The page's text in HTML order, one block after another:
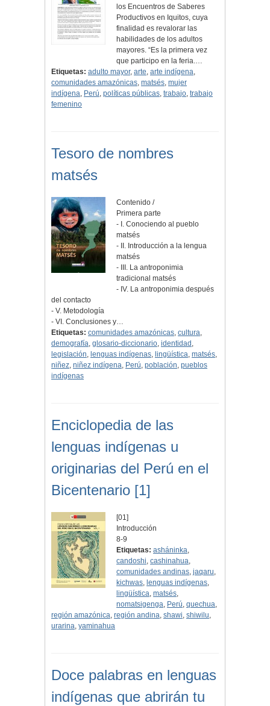
los Encuentros de Saberes
Productivos en Iquitos, cuya
finalidad es revalorar las
habilidades de los adultos
mayores. “Es la primera vez
que participo en la feria.…
Etiquetas: adulto mayor, arte, arte indígena,
comunidades amazónicas, matsés, mujer
indígena, Perú, políticas públicas, trabajo, trabajo
femenino
Tesoro de nombres
matsés
Contenido /
Primera parte
- I. Conociendo al pueblo
matsés
- II. Introducción a la lengua
matsés
- III. La antroponimia
tradicional matsés
- IV. La antroponimia después
del contacto
- V. Metodología
- VI. Conclusiones y…
Etiquetas: comunidades amazónicas, cultura,
demografía, glosario-diccionario, identidad ,
legislación, lenguas indígenas, lingüística, matsés,
niñez, niñez indígena, Perú, población, pueblos
indígenas
Enciclopedia de las
lenguas indígenas u
originarias del Perú en el
Bicentenario [1]
[01]
Introducción
8-9
Etiquetas: asháninka,
candoshi,cashinahua,
comunidades andinas,jaqaru,
kichwas, lenguas indígenas,
lingüística,matsés,
nomatsigenga, Perú,quechua,
región amazónica, región andina, shawi, shiwilu,
urarina, yaminahua
Doce palabras en lenguas
indígenas que abrirán tu